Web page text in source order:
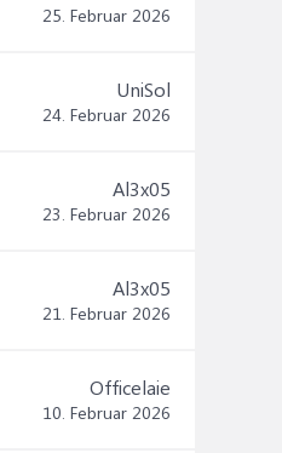
25. Februar 2026
UniSol
24. Februar 2026
Al3x05
23. Februar 2026
Al3x05
21. Februar 2026
Officelaie
10. Februar 2026